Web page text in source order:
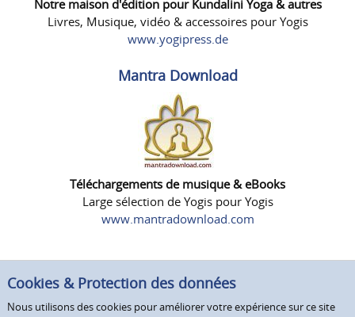
Notre maison d'édition pour Kundalini Yoga & autres
Livres, Musique, vidéo & accessoires pour Yogis
www.yogipress.de
Mantra Download
Téléchargements de musique & eBooks
Large sélection de Yogis pour Yogis
www.mantradownload.com
Cookies & Protection des données
Nous utilisons des cookies pour améliorer votre expérience sur ce site